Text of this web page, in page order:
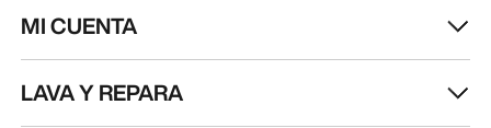
MI CUENTA
LAVA Y REPARA